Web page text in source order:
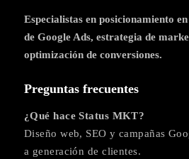
Especialistas en posicionamiento
de Google Ads, estrategia de
optimización de conversiones.
Preguntas frecuentes
¿Qué hace Status MKT?
Diseño web, SEO y campañas
a generación de clientes.